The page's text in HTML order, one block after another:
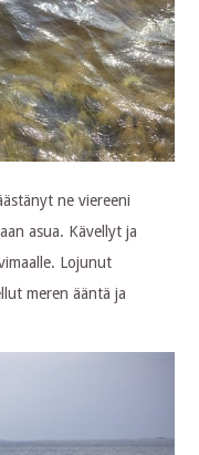
ne viereeni
asua. Kävellyt ja
Lojunut
meren ääntä ja